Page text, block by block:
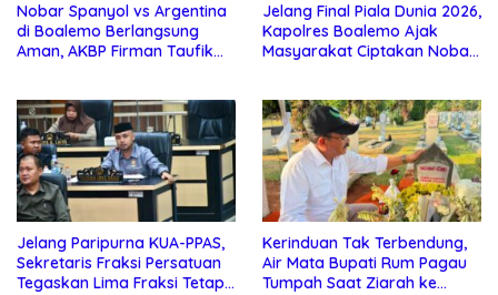
Nobar Spanyol vs Argentina
di Boalemo Berlangsung
Aman, AKBP Firman Taufik
Jelang Final Piala Dunia 2026,
Kapolres Boalemo Ajak
Masyarakat Ciptakan Nobar
Jelang Paripurna KUA-PPAS,
Sekretaris Fraksi Persatuan
Tegaskan Lima Fraksi Tetap
Kerinduan Tak Terbendung,
Air Mata Bupati Rum Pagau
Tumpah Saat Ziarah ke